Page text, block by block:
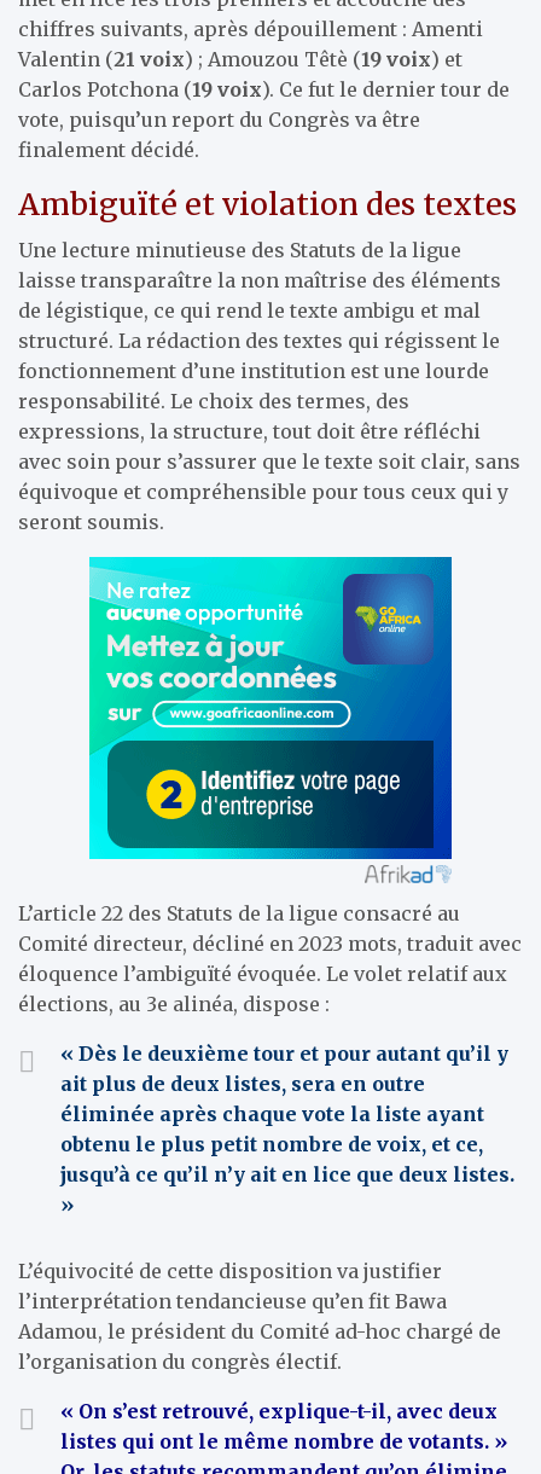
chiffres suivants, après dépouillement : Amenti
Valentin (21 voix) ; Amouzou Têtè (19 voix) et
Carlos Potchona (19 voix). Ce fut le dernier tour de
vote, puisqu’un report du Congrès va être
finalement décidé.
Ambiguïté et violation des textes
Une lecture minutieuse des Statuts de la ligue
laisse transparaître la non maîtrise des éléments
de légistique, ce qui rend le texte ambigu et mal
structuré. La rédaction des textes qui régissent le
fonctionnement d’une institution est une lourde
responsabilité. Le choix des termes, des
expressions, la structure, tout doit être réfléchi
avec soin pour s’assurer que le texte soit clair, sans
équivoque et compréhensible pour tous ceux qui y
seront soumis.
L’article 22 des Statuts de la ligue consacré au
Comité directeur, décliné en 2023 mots, traduit avec
éloquence l’ambiguïté évoquée. Le volet relatif aux
élections, au 3e alinéa, dispose :
« Dès le deuxième tour et pour autant qu’il y
ait plus de deux listes, sera en outre
éliminée après chaque vote la liste ayant
obtenu le plus petit nombre de voix, et ce,
jusqu’à ce qu’il n’y ait en lice que deux listes.
»
L’équivocité de cette disposition va justifier
l’interprétation tendancieuse qu’en fit Bawa
Adamou, le président du Comité ad-hoc chargé de
l’organisation du congrès électif.
« On s’est retrouvé, explique-t-il, avec deux
listes qui ont le même nombre de votants. »